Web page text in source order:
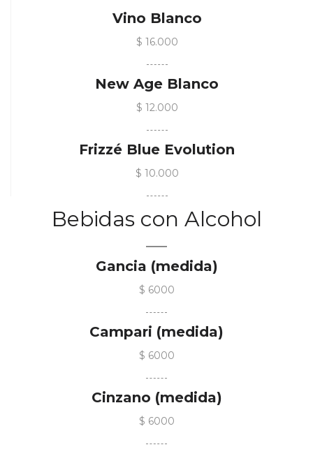
Vino Blanco
$ 16.000
New Age Blanco
$ 12.000
Frizzé Blue Evolution
$ 10.000
Bebidas con Alcohol
Gancia (medida)
$ 6000
Campari (medida)
$ 6000
Cinzano (medida)
$ 6000